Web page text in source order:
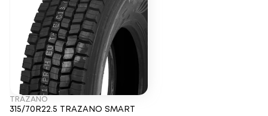
TRAZANO
315/70R22.5 TRAZANO SMART